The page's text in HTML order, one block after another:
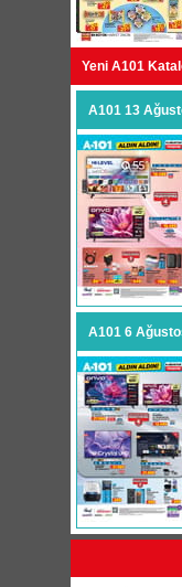
Yeni A101
A101 13
A101 6